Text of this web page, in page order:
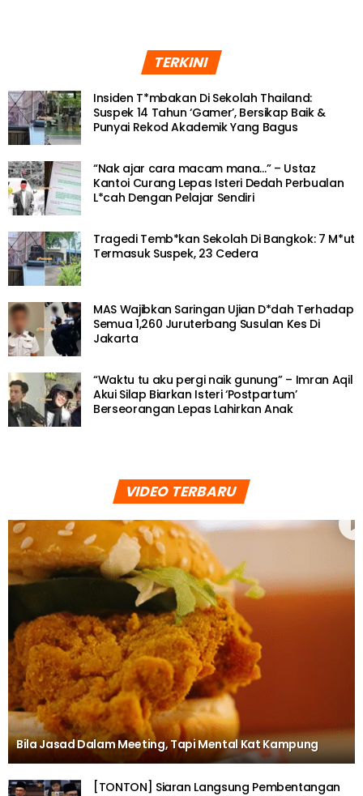
TERKINI
Insiden T*mbakan Di Sekolah Thailand:
Suspek 14 Tahun ‘Gamer’, Bersikap Baik &
Punyai Rekod Akademik Yang Bagus
“Nak ajar cara macam mana…” – Ustaz
Kantoi Curang Lepas Isteri Dedah Perbualan
L*cah Dengan Pelajar Sendiri
Tragedi Temb*kan Sekolah Di Bangkok: 7 M*ut
Termasuk Suspek, 23 Cedera
MAS Wajibkan Saringan Ujian D*dah Terhadap
Semua 1,260 Juruterbang Susulan Kes Di
Jakarta
“Waktu tu aku pergi naik gunung” – Imran Aqil
Akui Silap Biarkan Isteri ‘Postpartum’
Berseorangan Lepas Lahirkan Anak
VIDEO TERBARU
Bila Jasad Dalam Meeting, Tapi Mental Kat Kampung
[TONTON] Siaran Langsung Pembentangan